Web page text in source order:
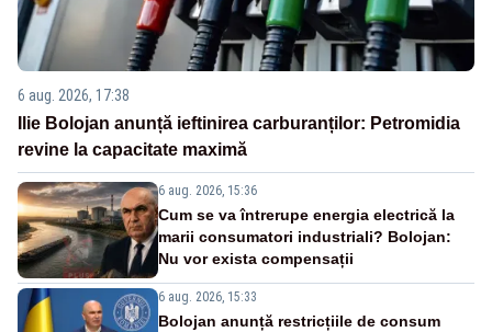
6 aug. 2026, 17:38
Ilie Bolojan anunță ieftinirea carburanților: Petromidia
revine la capacitate maximă
6 aug. 2026, 15:36
Cum se va întrerupe energia electrică la
marii consumatori industriali? Bolojan:
Nu vor exista compensații
6 aug. 2026, 15:33
Bolojan anunță restricțiile de consum